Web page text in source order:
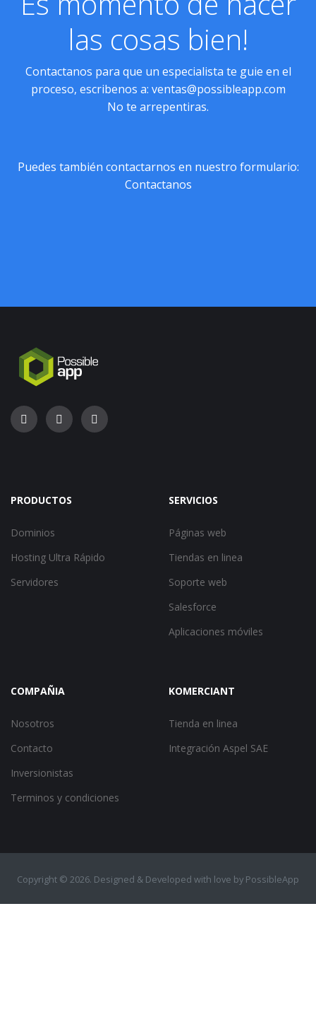
las cosas bien!
Contactanos para que un especialista te guie en el
proceso, escribenos a: ventas@possibleapp.com
No te arrepentiras.
Puedes también contactarnos en nuestro formulario:
Contactanos
PRODUCTOS
Dominios
Hosting Ultra Rápido
Servidores
SERVICIOS
Páginas web
Tiendas en linea
Soporte web
Salesforce
Aplicaciones móviles
COMPAÑIA
Nosotros
Contacto
Inversionistas
Terminos y condiciones
KOMERCIANT
Tienda en linea
Integración Aspel SAE
Copyright © 2026. Designed & Developed with love by PossibleApp